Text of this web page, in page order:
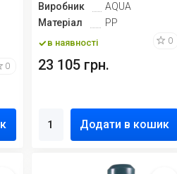
0
Виробник
AQUA
Матеріал
PP
в наявності 0
23 105 грн.
Додати в кошик